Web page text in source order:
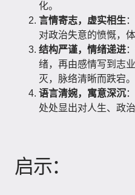
化。
言情寄志，虚实相生
对政治失意的愤慨，
结构严谨，情绪递进
绪，再由感情写到志
灭，脉络清晰而跌宕。
语言清婉，寓意深沉
处处显出对人生、政
启示：